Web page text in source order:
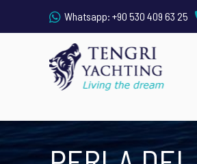
Whatsapp: +90 530 409 63 25